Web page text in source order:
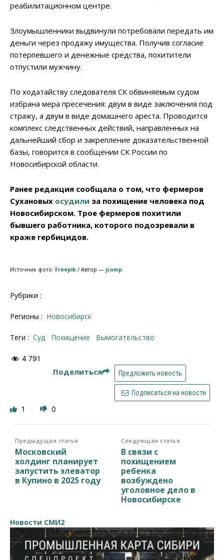
реабилитационном центре.
Злоумышленники выдвинули потребовали передать им
деньги через продажу имущества. Получив согласие
потерпевшего и денежные средства, похитители
отпустили мужчину.
По ходатайству следователя СК обвиняемым судом
избрана мера пресечения: двум в виде заключения под
стражу, а двум в виде домашнего ареста. Проводится
комплекс следственных действий, направленных на
дальнейший сбор и закрепление доказательственной
базы, говорится в сообщении СК России по
Новосибирской области.
Ранее редакция сообщала о том, что фермеров
Сухановых осудили за похищение человека под
Новосибирском. Трое фермеров похитили
бывшего работника, которого подозревали в
краже гербицидов.
Источник фото: Freepik / Автор — jcomp
Рубрики :
Регионы : Новосибирск
Теги : суд похищение вымогательство
4 791
Поделиться Предложить новость
Подписаться на новости
1 0
Предыдущая статья
Московский
холдинг планирует
запустить элеватор
в Купино в 2025 году
Следующая статья
В связи с
похищением
ребенка
возбуждено
уголовное дело в
Новосибирске
Новости СМИ2